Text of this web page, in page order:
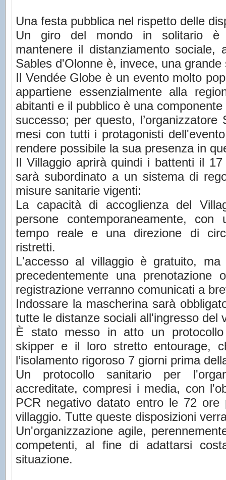
Una festa pubblica nel rispetto delle
Un giro del mondo in solitario è
mantenere il distanziamento sociale,
Sables d'Olonne è, invece, una
Il Vendée Globe è un evento molto
appartiene essenzialmente alla
abitanti e il pubblico è una
successo; per questo,
mesi con tutti i protagonisti
rendere possibile la sua presenza in
Il Villaggio aprirà quindi i battenti il
sarà subordinato a un sistema di
misure sanitarie vigenti:
La capacità di accoglienza del
persone contemporaneamente,
tempo reale e una direzione di
ristretti.
L'accesso al villaggio è gratuito,
precedentemente una prenotazione
registrazione verranno comunicati a
Indossare la mascherina sarà
tutte le distanze sociali all'ingresso del
È stato messo in atto un
skipper e il loro stretto entourage,
l’isolamento rigoroso 7 giorni prima
Un protocollo sanitario per
accreditate, compresi i media, con
PCR negativo datato entro le 72 ore
villaggio. Tutte queste disposizioni
Un'organizzazione agile,
competenti, al fine di adattarsi
situazione.